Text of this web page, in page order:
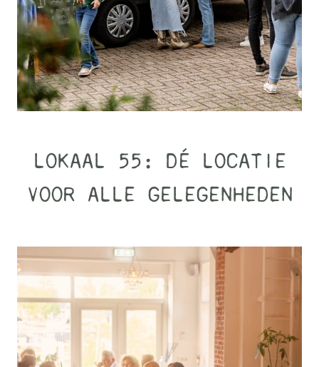
LOKAAL 55: DÉ LOCATIE
VOOR ALLE GELEGENHEDEN